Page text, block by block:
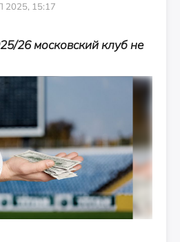
15:17
26 московский клуб не